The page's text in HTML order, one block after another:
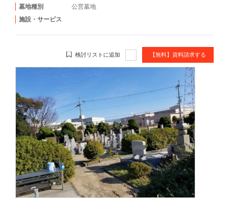
墓地種別
公営墓地
施設・サービス
検討リストに追加 【無料】資料請求する